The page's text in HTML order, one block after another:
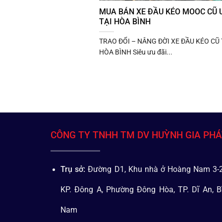
MUA BÁN XE ĐẦU KÉO MOOC CŨ
TẠI HÒA BÌNH
TRAO ĐỔI – NÂNG ĐỜI XE ĐẦU KÉO CŨ
HÒA BÌNH Siêu ưu đãi...
CÔNG TY TNHH TM DV HUỲNH GIA
Trụ sở: Đường D1, Khu nhà ở Hoàng Nam 3-
KP. Đông A, Phường Đông Hòa, TP. Dĩ An,
Nam